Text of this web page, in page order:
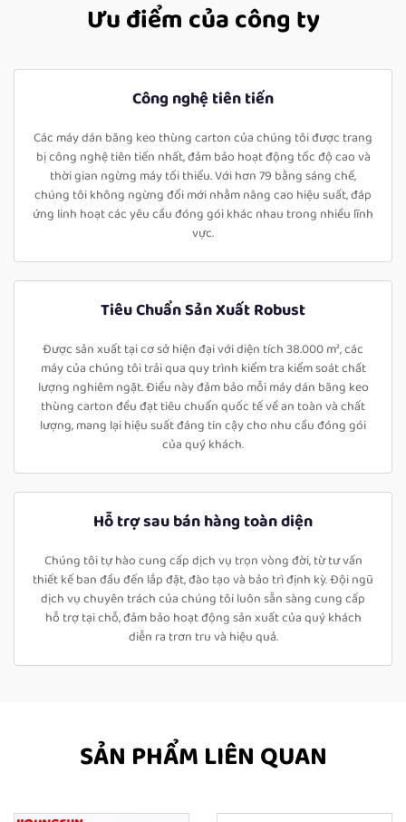
Ưu điểm của công ty
Công nghệ tiên tiến
Các máy dán băng keo thùng carton của chúng tôi được trang
bị công nghệ tiên tiến nhất, đảm bảo hoạt động tốc độ cao và
thời gian ngừng máy tối thiểu. Với hơn 79 bằng sáng chế,
chúng tôi không ngừng đổi mới nhằm nâng cao hiệu suất, đáp
ứng linh hoạt các yêu cầu đóng gói khác nhau trong nhiều lĩnh
vực.
Tiêu Chuẩn Sản Xuất Robust
Được sản xuất tại cơ sở hiện đại với diện tích 38.000 m², các
máy của chúng tôi trải qua quy trình kiểm tra kiểm soát chất
lượng nghiêm ngặt. Điều này đảm bảo mỗi máy dán băng keo
thùng carton đều đạt tiêu chuẩn quốc tế về an toàn và chất
lượng, mang lại hiệu suất đáng tin cậy cho nhu cầu đóng gói
của quý khách.
Hỗ trợ sau bán hàng toàn diện
Chúng tôi tự hào cung cấp dịch vụ trọn vòng đời, từ tư vấn
thiết kế ban đầu đến lắp đặt, đào tạo và bảo trì định kỳ. Đội ngũ
dịch vụ chuyên trách của chúng tôi luôn sẵn sàng cung cấp
hỗ trợ tại chỗ, đảm bảo hoạt động sản xuất của quý khách
diễn ra trơn tru và hiệu quả.
SẢN PHẨM LIÊN QUAN